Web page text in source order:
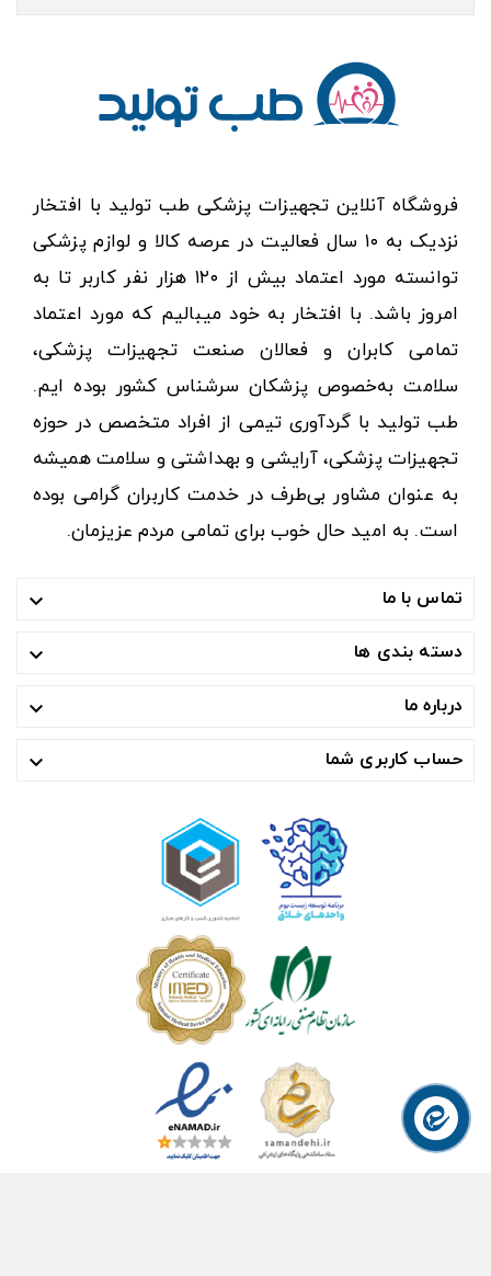
فروشگاه آنلاین تجهیزات پزشکی طب تولید با افتخار
نزدیک به ۱۰ سال فعالیت در عرصه کالا و لوازم پزشکی
توانسته مورد اعتماد بیش از ۱۲۰ هزار نفر کاربر تا به
امروز باشد. با افتخار به خود میبالیم که مورد اعتماد
تمامی کابران و فعالان صنعت تجهیزات پزشکی،
سلامت به‌خصوص پزشکان سرشناس کشور بوده ایم.
طب تولید با گردآوری تیمی از افراد متخصص در حوزه
تجهیزات پزشکی، آرایشی و بهداشتی و سلامت همیشه
به عنوان مشاور بی‌طرف در خدمت کاربران گرامی بوده
است. به امید حال خوب برای تمامی مردم عزیزمان.
تماس با ما 
دسته بندی ها 
درباره ما 
حساب کاربری شما 